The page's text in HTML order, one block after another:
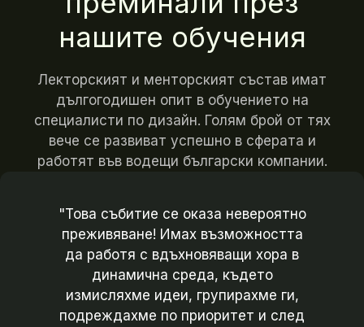
нашите обучения
Лекторският и менторският състав имат
дългогодишен опит в обучението на
специалисти по дизайн. Голям брой от тях
вече се развиват успешно в сферата и
работят във водещи български компании.
"Това събитие се оказа невероятно
преживяване! Имах възможността
да работя с вдъхновяващи хора в
динамична среда, където
измисляхме идеи, групирахме ги,
подреждахме по приоритет и след